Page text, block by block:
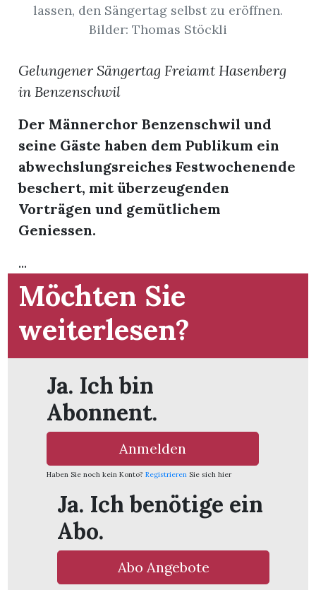
lassen, den Sängertag selbst zu eröffnen.
Bilder: Thomas Stöckli
Gelungener Sängertag Freiamt Hasenberg
in Benzenschwil
Der Männerchor Benzenschwil und
seine Gäste haben dem Publikum ein
abwechslungsreiches Festwochenende
beschert, mit überzeugenden
Vorträgen und gemütlichem
Geniessen.
...
Möchten Sie
weiterlesen?
Ja. Ich bin
Abonnent.
Anmelden
Haben Sie noch kein Konto? Registrieren Sie sich hier
Ja. Ich benötige ein
Abo.
Abo Angebote